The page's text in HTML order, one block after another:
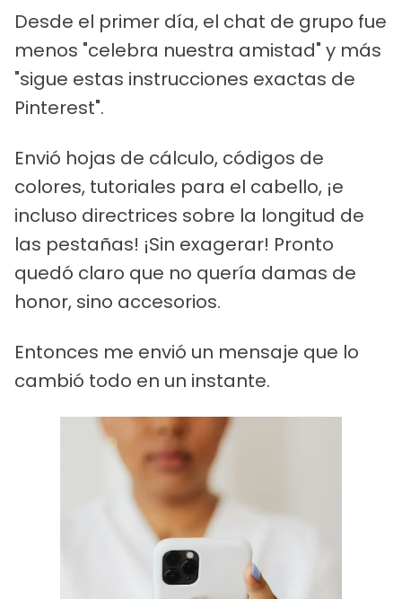
Desde el primer día, el chat de grupo fue
menos "celebra nuestra amistad" y más
"sigue estas instrucciones exactas de
Pinterest".
Envió hojas de cálculo, códigos de
colores, tutoriales para el cabello, ¡e
incluso directrices sobre la longitud de
las pestañas! ¡Sin exagerar! Pronto
quedó claro que no quería damas de
honor, sino accesorios.
Entonces me envió un mensaje que lo
cambió todo en un instante.